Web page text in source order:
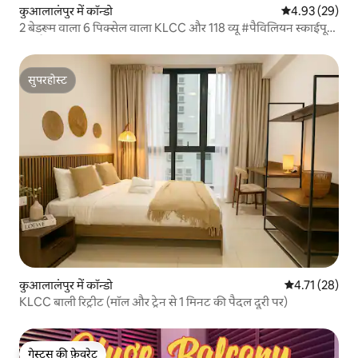
कुआलालंपुर में कॉन्डो औसत रेटिंग 5 में
4.93 (29)
2 बेडरूम वाला 6 पिक्सेल वाला KLCC और 118 व्यू #पैविलियन स्काईपूल
सुपरहोस्ट
सुपरहोस्ट
कुआलालंपुर में कॉन्डो औसत रेटिंग 5 में
4.71 (28)
KLCC बाली रिट्रीट (मॉल और ट्रेन से 1 मिनट की पैदल दूरी पर)
गेस्ट्स की फ़ेवरेट